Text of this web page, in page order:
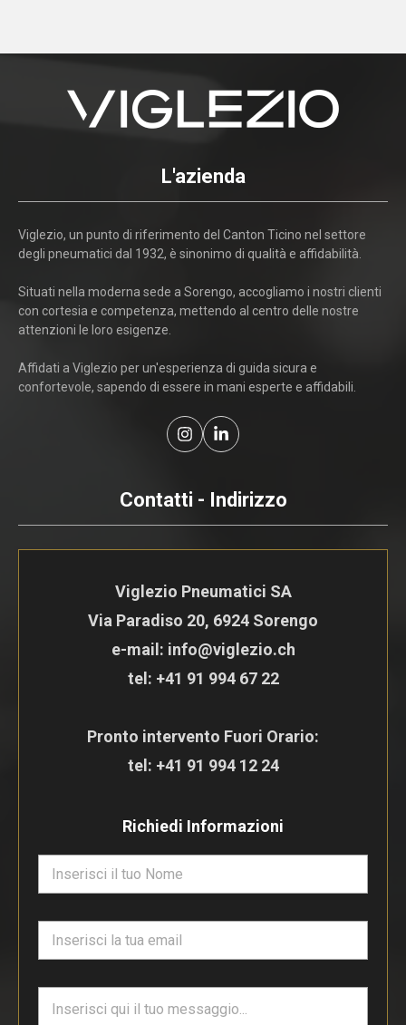
L'azienda
Viglezio, un punto di riferimento del Canton Ticino nel settore
degli pneumatici dal 1932, è sinonimo di qualità e affidabilità.
Situati nella moderna sede a Sorengo, accogliamo i nostri clienti
con cortesia e competenza, mettendo al centro delle nostre
attenzioni le loro esigenze.
Affidati a Viglezio per un'esperienza di guida sicura e
confortevole, sapendo di essere in mani esperte e affidabili.
Contatti - Indirizzo
Viglezio Pneumatici SA
Via Paradiso 20, 6924 Sorengo
e-mail: info@viglezio.ch
tel: +41 91 994 67 22
Pronto intervento Fuori Orario:
tel: +41 91 994 12 24
Richiedi Informazioni
m
a